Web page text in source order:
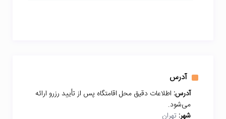
آدرس
آدرس: اطلاعات دقیق محل اقامتگاه پس از تأیید رزرو ارائه
می‌شود.
شهر: تهران